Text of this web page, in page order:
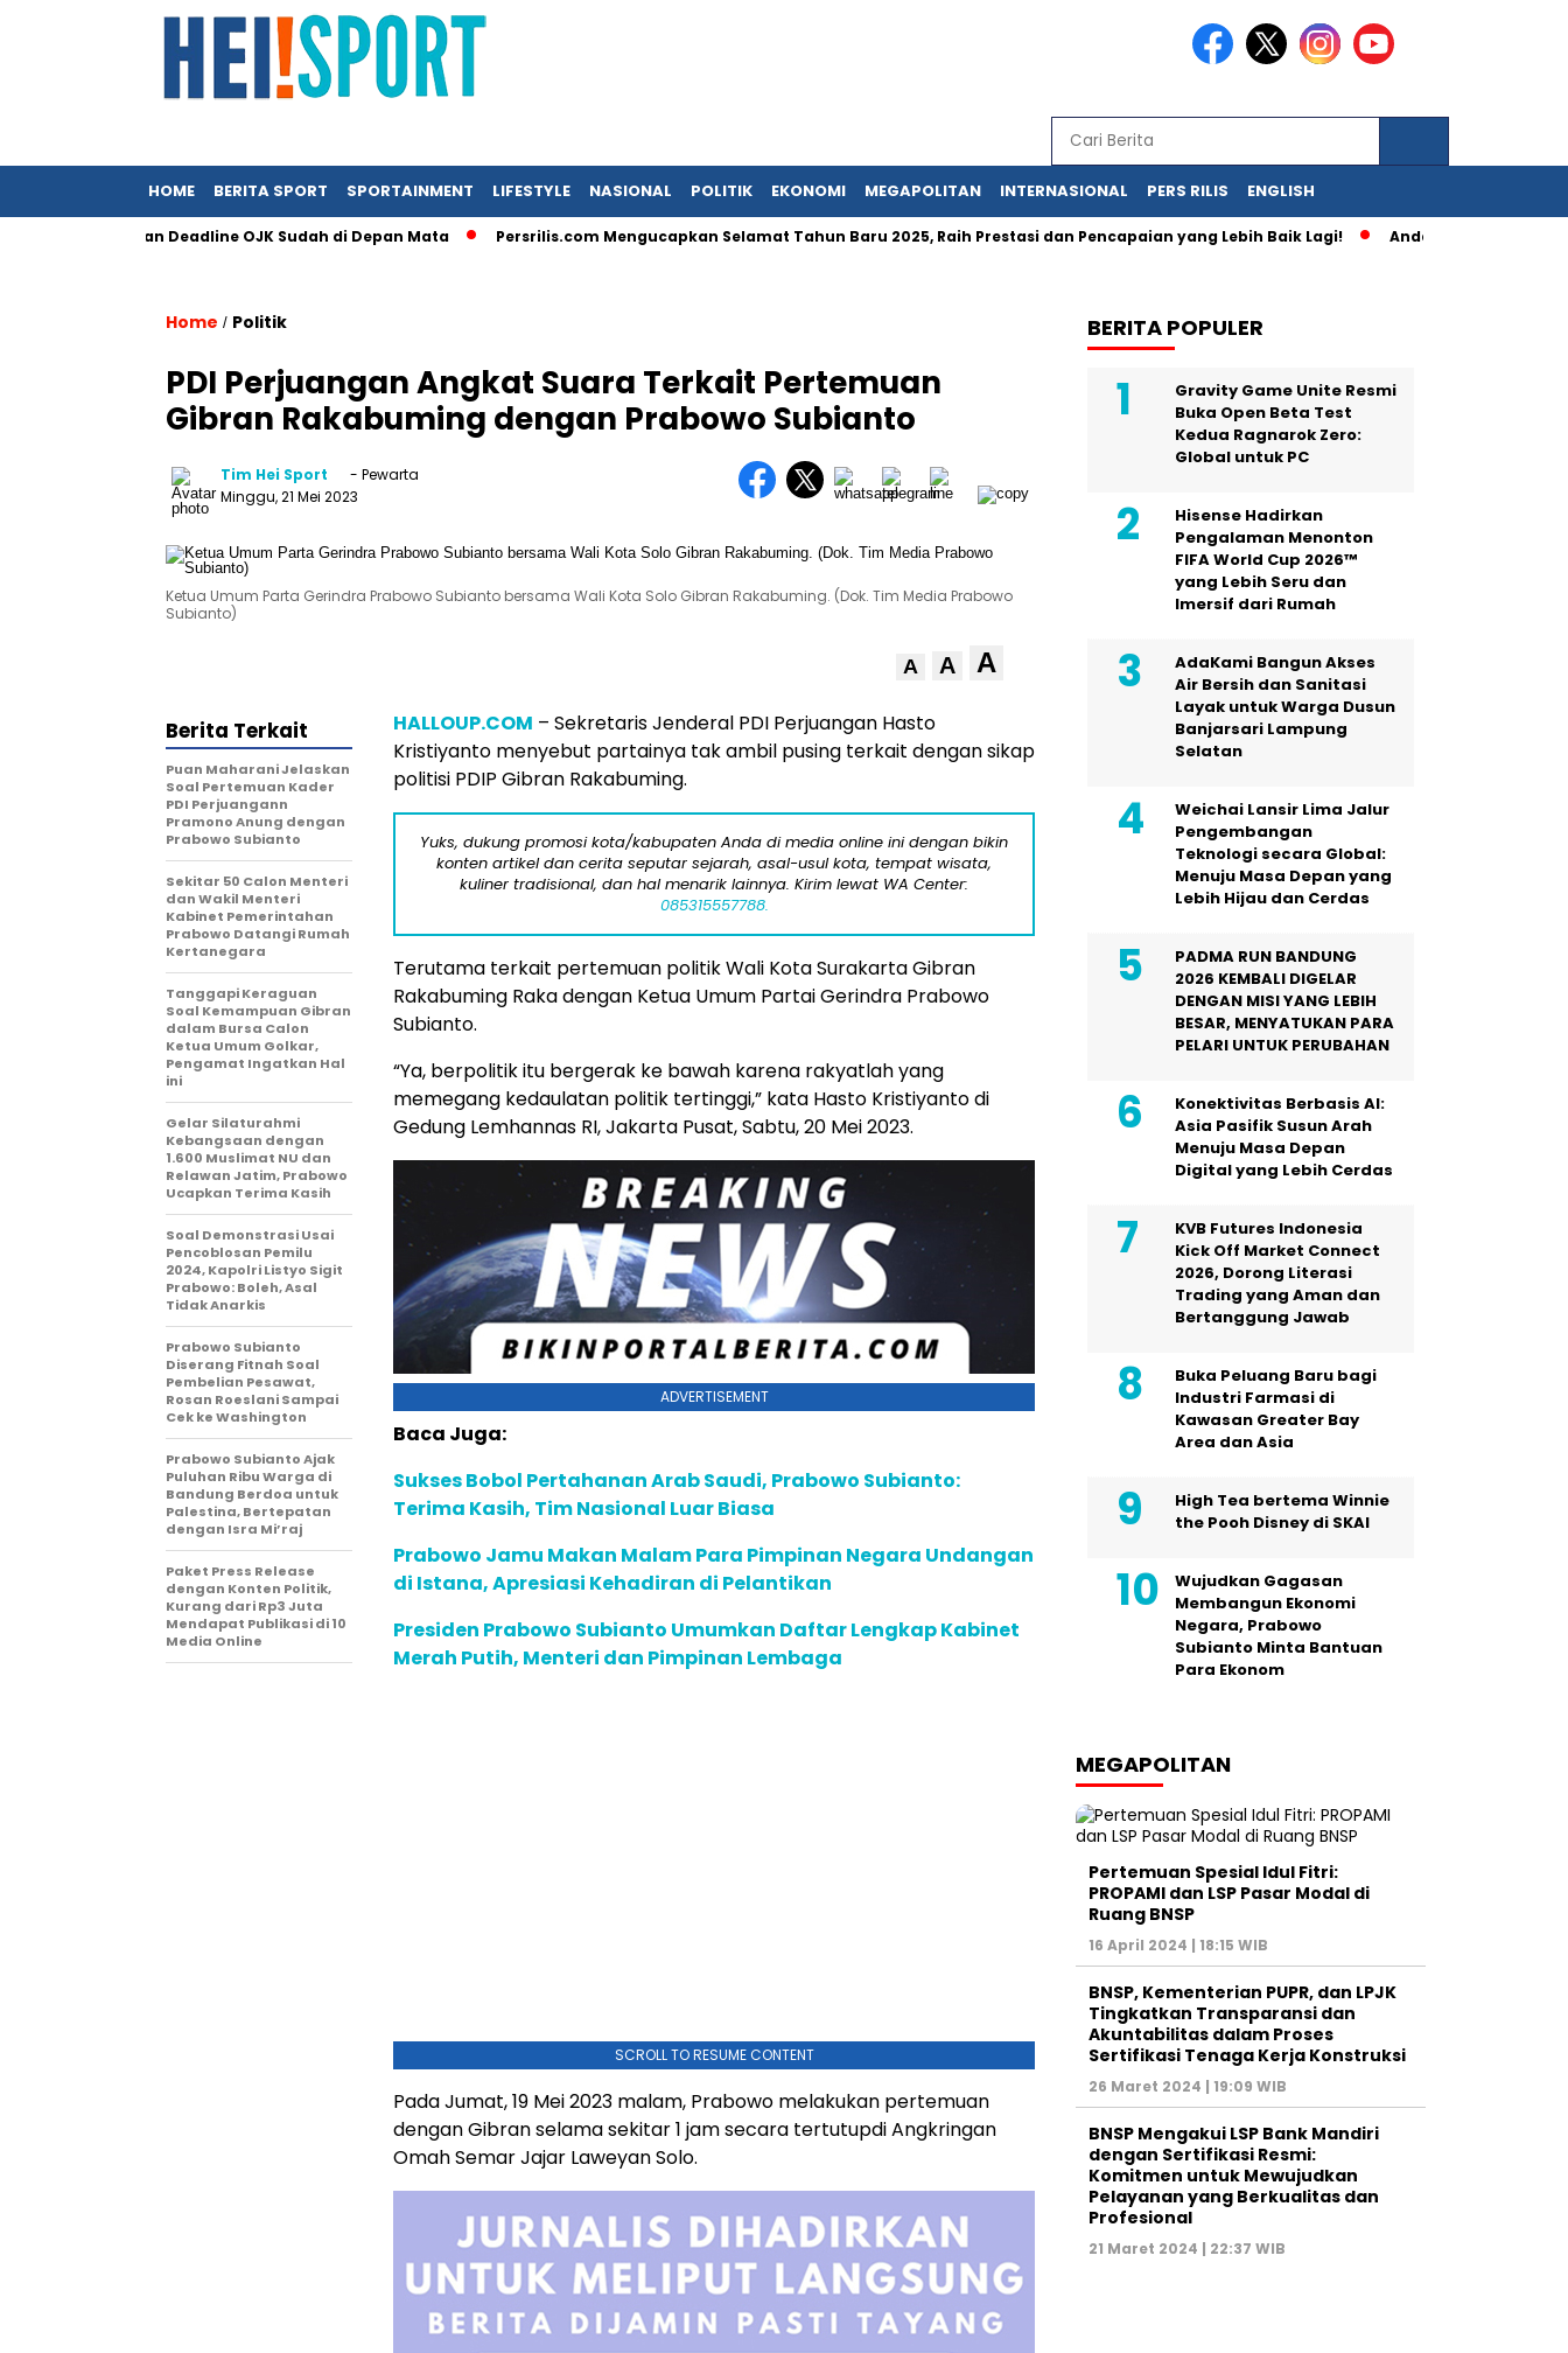
HOME BERITA SPORT SPORTAINMENT LIFESTYLE NASIONAL POLITIK EKONOMI MEGAPOLITAN INTERNASIONAL PERS RILIS ENGLISH
dan Deadline OJK Sudah di Depan Mata Persrilis.com Mengucapkan Selamat Tahun Baru 2025, Raih Prestasi dan Pencapaian yang Lebih Baik Lagi! Anda Bisa Memiliki Media
Home / Politik
PDI Perjuangan Angkat Suara Terkait Pertemuan
Gibran Rakabuming dengan Prabowo Subianto
Tim Hei Sport
- Pewarta
Minggu, 21 Mei 2023
Ketua Umum Parta Gerindra Prabowo Subianto bersama Wali Kota Solo Gibran Rakabuming. (Dok. Tim Media Prabowo
Subianto)
A A A
HALLOUP.COM – Sekretaris Jenderal PDI Perjuangan Hasto
Kristiyanto menyebut partainya tak ambil pusing terkait dengan sikap
politisi PDIP Gibran Rakabuming.
Yuks, dukung promosi kota/kabupaten Anda di media online ini dengan bikin
konten artikel dan cerita seputar sejarah, asal-usul kota, tempat wisata,
kuliner tradisional, dan hal menarik lainnya. Kirim lewat WA Center:
085315557788.
Terutama terkait pertemuan politik Wali Kota Surakarta Gibran
Rakabuming Raka dengan Ketua Umum Partai Gerindra Prabowo
Subianto.
“Ya, berpolitik itu bergerak ke bawah karena rakyatlah yang
memegang kedaulatan politik tertinggi,” kata Hasto Kristiyanto di
Gedung Lemhannas RI, Jakarta Pusat, Sabtu, 20 Mei 2023.
ADVERTISEMENT
Baca Juga:
Sukses Bobol Pertahanan Arab Saudi, Prabowo Subianto:
Terima Kasih, Tim Nasional Luar Biasa
Prabowo Jamu Makan Malam Para Pimpinan Negara Undangan
di Istana, Apresiasi Kehadiran di Pelantikan
Presiden Prabowo Subianto Umumkan Daftar Lengkap Kabinet
Merah Putih, Menteri dan Pimpinan Lembaga
SCROLL TO RESUME CONTENT
Pada Jumat, 19 Mei 2023 malam, Prabowo melakukan pertemuan
dengan Gibran selama sekitar 1 jam secara tertutupdi Angkringan
Omah Semar Jajar Laweyan Solo.
Berita Terkait
Puan Maharani Jelaskan
Soal Pertemuan Kader
PDI Perjuangann
Pramono Anung dengan
Prabowo Subianto
Sekitar 50 Calon Menteri
dan Wakil Menteri
Kabinet Pemerintahan
Prabowo Datangi Rumah
Kertanegara
Tanggapi Keraguan
Soal Kemampuan Gibran
dalam Bursa Calon
Ketua Umum Golkar,
Pengamat Ingatkan Hal
ini
Gelar Silaturahmi
Kebangsaan dengan
1.600 Muslimat NU dan
Relawan Jatim, Prabowo
Ucapkan Terima Kasih
Soal Demonstrasi Usai
Pencoblosan Pemilu
2024, Kapolri Listyo Sigit
Prabowo: Boleh, Asal
Tidak Anarkis
Prabowo Subianto
Diserang Fitnah Soal
Pembelian Pesawat,
Rosan Roeslani Sampai
Cek ke Washington
Prabowo Subianto Ajak
Puluhan Ribu Warga di
Bandung Berdoa untuk
Palestina, Bertepatan
dengan Isra Mi’raj
Paket Press Release
dengan Konten Politik,
Kurang dari Rp3 Juta
Mendapat Publikasi di 10
Media Online
BERITA POPULER
Gravity Game Unite Resmi
Buka Open Beta Test
Kedua Ragnarok Zero:
Global untuk PC
Hisense Hadirkan
Pengalaman Menonton
FIFA World Cup 2026™
yang Lebih Seru dan
Imersif dari Rumah
AdaKami Bangun Akses
Air Bersih dan Sanitasi
Layak untuk Warga Dusun
Banjarsari Lampung
Selatan
Weichai Lansir Lima Jalur
Pengembangan
Teknologi secara Global:
Menuju Masa Depan yang
Lebih Hijau dan Cerdas
PADMA RUN BANDUNG
2026 KEMBALI DIGELAR
DENGAN MISI YANG LEBIH
BESAR, MENYATUKAN PARA
PELARI UNTUK PERUBAHAN
Konektivitas Berbasis AI:
Asia Pasifik Susun Arah
Menuju Masa Depan
Digital yang Lebih Cerdas
KVB Futures Indonesia
Kick Off Market Connect
2026, Dorong Literasi
Trading yang Aman dan
Bertanggung Jawab
Buka Peluang Baru bagi
Industri Farmasi di
Kawasan Greater Bay
Area dan Asia
High Tea bertema Winnie
the Pooh Disney di SKAI
Wujudkan Gagasan
Membangun Ekonomi
Negara, Prabowo
Subianto Minta Bantuan
Para Ekonom
MEGAPOLITAN
Pertemuan Spesial Idul Fitri:
PROPAMI dan LSP Pasar Modal di
Ruang BNSP
16 April 2024 | 18:15 WIB
BNSP, Kementerian PUPR, dan LPJK
Tingkatkan Transparansi dan
Akuntabilitas dalam Proses
Sertifikasi Tenaga Kerja Konstruksi
26 Maret 2024 | 19:09 WIB
BNSP Mengakui LSP Bank Mandiri
dengan Sertifikasi Resmi:
Komitmen untuk Mewujudkan
Pelayanan yang Berkualitas dan
Profesional
21 Maret 2024 | 22:37 WIB